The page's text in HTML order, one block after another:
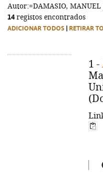
Autor:=DAMASIO, MANUEL
14registos encontrados
ADICIONAR TODOS RETIRAR
1 -